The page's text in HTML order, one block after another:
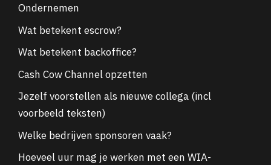
Ondernemen
Wat betekent escrow?
Wat betekent backoffice?
Cash Cow Channel opzetten
Jezelf voorstellen als nieuwe collega (incl
voorbeeld teksten)
Welke bedrijven sponsoren vaak?
Hoeveel uur mag je werken met een WIA-